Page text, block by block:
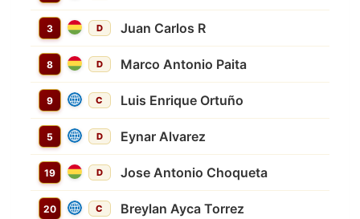
3 D Juan Carlos R
8 D Marco Antonio Paita
9 C Luis Enrique Ortuño
5 D Eynar Alvarez
19 D Jose Antonio Choqueta
20 C Breylan Ayca Torrez